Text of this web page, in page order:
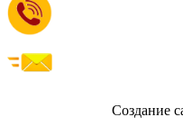
Создание